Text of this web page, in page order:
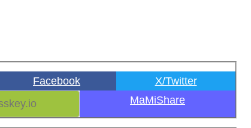
Facebook
X/Twitter
MaMiShare